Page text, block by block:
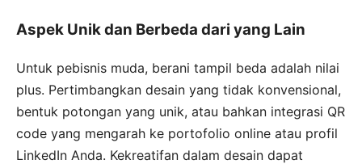
Aspek Unik dan Berbeda dari yang Lain
Untuk pebisnis muda, berani tampil beda adalah nilai
plus. Pertimbangkan desain yang tidak konvensional,
bentuk potongan yang unik, atau bahkan integrasi QR
code yang mengarah ke portofolio online atau profil
LinkedIn Anda. Kekreatifan dalam desain dapat